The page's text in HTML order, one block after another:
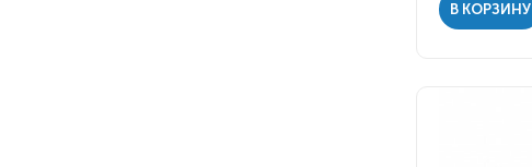
В КОРЗИНУ